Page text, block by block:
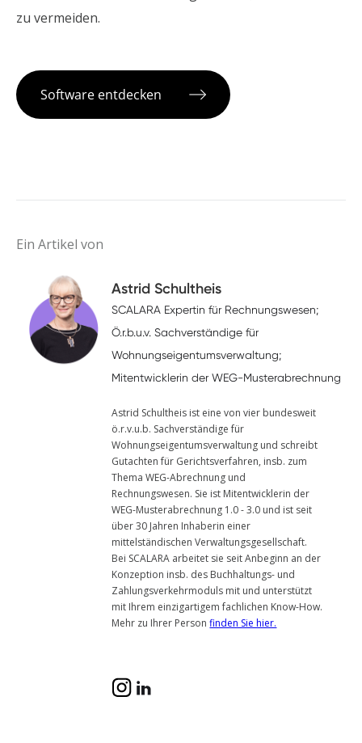
zu vermeiden.
Software entdecken
Ein Artikel von
Astrid Schultheis
SCALARA Expertin für Rechnungswesen;
Ö.r.b.u.v. Sachverständige für
Wohnungseigentumsverwaltung;
Mitentwicklerin der WEG-Musterabrechnung
Astrid Schultheis ist eine von vier bundesweit
ö.r.v.u.b. Sachverständige für
Wohnungseigentumsverwaltung und schreibt
Gutachten für Gerichtsverfahren, insb. zum
Thema WEG-Abrechnung und
Rechnungswesen. Sie ist Mitentwicklerin der
WEG-Musterabrechnung 1.0 - 3.0 und ist seit
über 30 Jahren Inhaberin einer
mittelständischen Verwaltungsgesellschaft.
Bei SCALARA arbeitet sie seit Anbeginn an der
Konzeption insb. des Buchhaltungs- und
Zahlungsverkehrmoduls mit und unterstützt
mit Ihrem einzigartigem fachlichen Know-How.
Mehr zu Ihrer Personfinden Sie hier.